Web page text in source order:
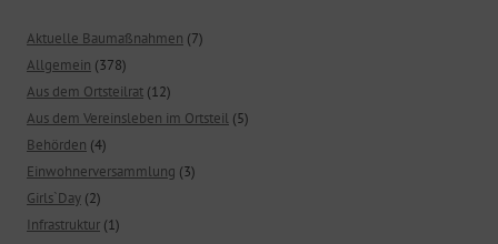
Aktuelle Baumaßnahmen (7)
Allgemein (378)
Aus dem Ortsteilrat (12)
Aus dem Vereinsleben im Ortsteil (5)
Behörden (4)
Einwohnerversammlung (3)
Girls`Day (2)
Infrastruktur (1)